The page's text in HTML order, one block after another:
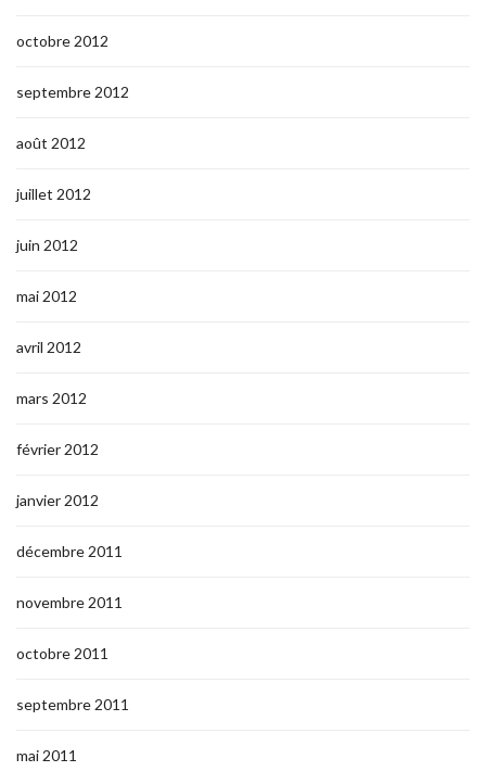
octobre 2012
septembre 2012
août 2012
juillet 2012
juin 2012
mai 2012
avril 2012
mars 2012
février 2012
janvier 2012
décembre 2011
novembre 2011
octobre 2011
septembre 2011
mai 2011